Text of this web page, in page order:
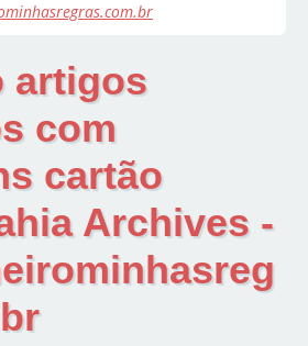
artigos
com
cartão
Archives -